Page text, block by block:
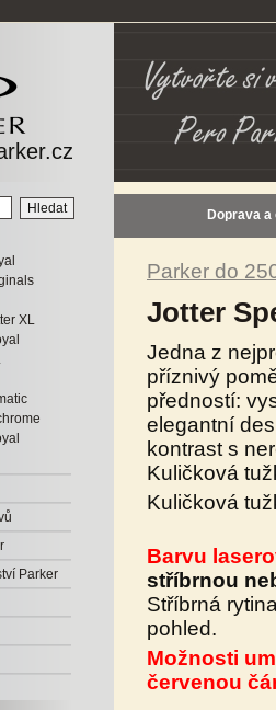
XL
Parker
Doprava a
Parker do
Jotter
Jedna z
příznivý
předností:
elegantní
kontrast s
Kuličková
Kuličková
Barvu
stříbrnou
Stříbrná
pohled.
Možnosti
červenou